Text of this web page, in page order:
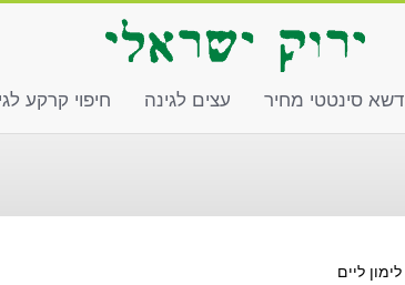
דשא סינטטי מחיר עצים לגינה חיפוי קרקע
לימון ליים